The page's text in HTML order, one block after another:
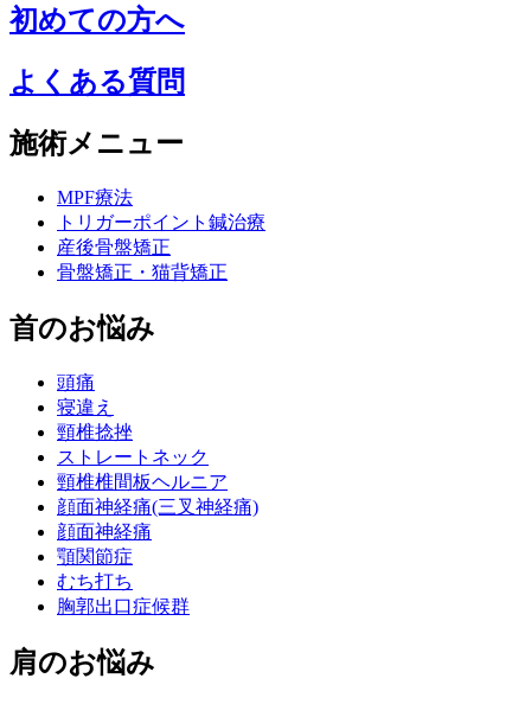
初めての方へ
よくある質問
施術メニュー
MPF療法
トリガーポイント鍼治療
産後骨盤矯正
骨盤矯正・猫背矯正
首のお悩み
頭痛
寝違え
頸椎捻挫
ストレートネック
頸椎椎間板ヘルニア
顔面神経痛(三叉神経痛)
顔面神経痛
顎関節症
むち打ち
胸郭出口症候群
肩のお悩み